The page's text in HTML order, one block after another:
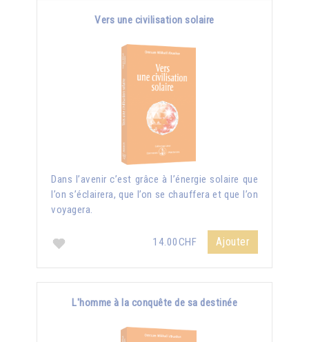
Vers une civilisation solaire
Dans l’avenir c’est grâce à l’énergie solaire que
l’on s’éclairera, que l’on se chauffera et que l’on
voyagera.
14.00CHF Ajouter
L'homme à la conquête de sa destinée